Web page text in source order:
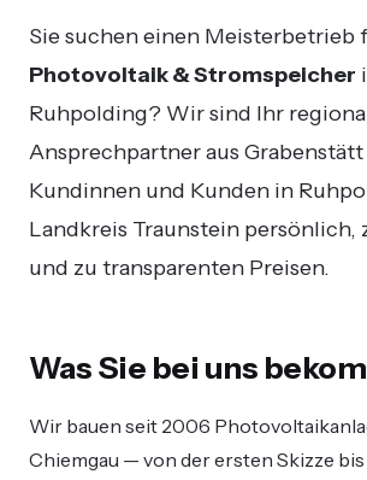
Sie suchen einen Meisterbetrieb
Photovoltaik & Stromspeicher
Ruhpolding? Wir sind Ihr
Ansprechpartner aus
Kundinnen und Kunden in
Landkreis Traunstein persönlich,
und zu transparenten Preisen.
Was Sie bei uns
Wir bauen seit 2006
Chiemgau — von der ersten Skizze